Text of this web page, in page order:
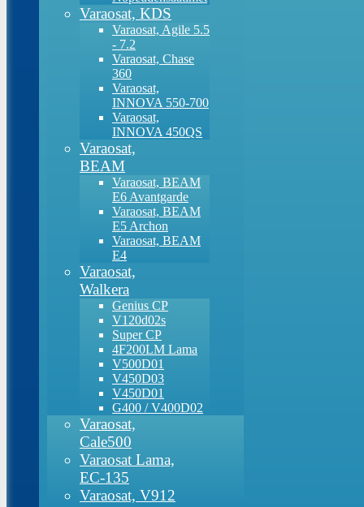
Varaosat, KDS
Varaosat, Agile 5.5
- 7.2
Varaosat, Chase
360
Varaosat,
INNOVA 550-700
Varaosat,
INNOVA 450QS
Varaosat,
BEAM
Varaosat, BEAM
E6 Avantgarde
Varaosat, BEAM
E5 Archon
Varaosat, BEAM
E4
Varaosat,
Walkera
Genius CP
V120d02s
Super CP
4F200LM Lama
V500D01
V450D03
V450D01
G400 / V400D02
Varaosat,
Cale500
Varaosat Lama,
EC-135
Varaosat, V912